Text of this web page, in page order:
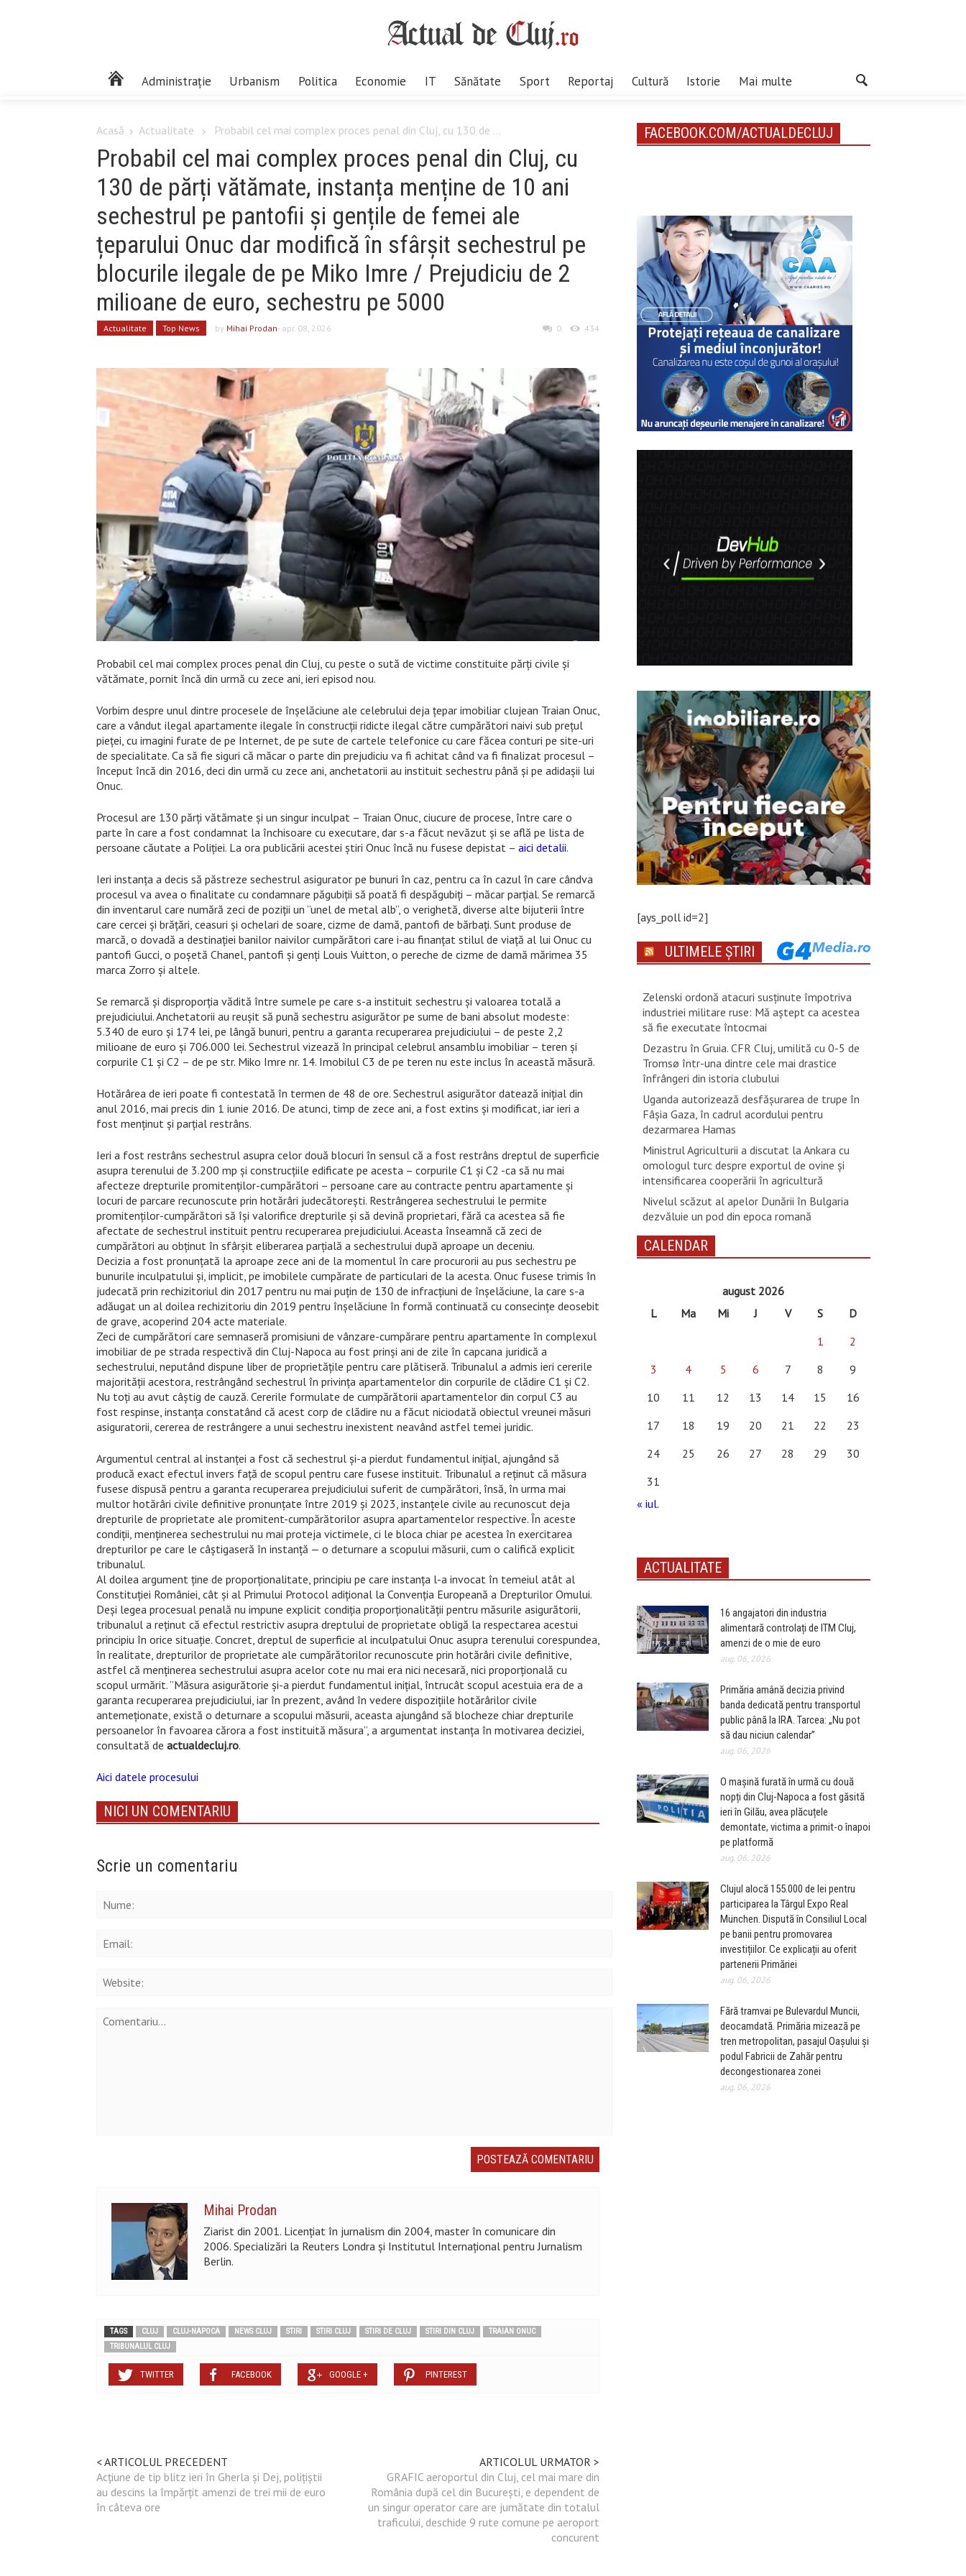
Administrație Urbanism Politica Economie IT Sănătate Sport Reportaj Cultură Istorie Mai multe
Acasă Actualitate Probabil cel mai complex proces penal din Cluj, cu 130 de ...
Probabil cel mai complex proces penal din Cluj, cu
130 de părți vătămate, instanța menține de 10 ani
sechestrul pe pantofii și gențile de femei ale
țeparului Onuc dar modifică în sfârșit sechestrul pe
blocurile ilegale de pe Miko Imre / Prejudiciu de 2
milioane de euro, sechestru pe 5000
Actualitate Top News by Mihai Prodan- apr. 08, 2026 0 434
Probabil cel mai complex proces penal din Cluj, cu peste o sută de victime constituite părți civile și
vătămate, pornit încă din urmă cu zece ani, ieri episod nou.
Vorbim despre unul dintre procesele de înșelăciune ale celebrului deja țepar imobiliar clujean Traian Onuc,
care a vândut ilegal apartamente ilegale în construcții ridicte ilegal către cumpărători naivi sub prețul
pieței, cu imagini furate de pe Internet, de pe sute de cartele telefonice cu care făcea conturi pe site-uri
de specialitate. Ca să fie siguri că măcar o parte din prejudiciu va fi achitat când va fi finalizat procesul –
început încă din 2016, deci din urmă cu zece ani, anchetatorii au instituit sechestru până și pe adidașii lui
Onuc.
Procesul are 130 părți vătămate și un singur inculpat – Traian Onuc, ciucure de procese, între care o
parte în care a fost condamnat la închisoare cu executare, dar s-a făcut nevăzut și se află pe lista de
persoane căutate a Poliției. La ora publicării acestei știri Onuc încă nu fusese depistat – aici detalii.
Ieri instanța a decis să păstreze sechestrul asigurator pe bunuri în caz, pentru ca în cazul în care cândva
procesul va avea o finalitate cu condamnare păgubiții să poată fi despăgubiți – măcar parțial. Se remarcă
din inventarul care numără zeci de poziții un ”unel de metal alb”, o verighetă, diverse alte bijuterii între
care cercei și brățări, ceasuri și ochelari de soare, cizme de damă, pantofi de bărbați. Sunt produse de
marcă, o dovadă a destinației banilor naivilor cumpărători care i-au finanțat stilul de viață al lui Onuc cu
pantofi Gucci, o poșetă Chanel, pantofi și genți Louis Vuitton, o pereche de cizme de damă mărimea 35
marca Zorro și altele.
Se remarcă și disproporția vădită între sumele pe care s-a instituit sechestru și valoarea totală a
prejudiciului. Anchetatorii au reușit să pună sechestru asigurător pe sume de bani absolut modeste:
5.340 de euro și 174 lei, pe lângă bunuri, pentru a garanta recuperarea prejudiciului – de peste 2,2
milioane de euro și 706.000 lei. Sechestrul vizează în principal celebrul ansamblu imobiliar – teren și
corpurile C1 și C2 – de pe str. Miko Imre nr. 14. Imobilul C3 de pe teren nu este inclus în această măsură.
Hotărârea de ieri poate fi contestată în termen de 48 de ore. Sechestrul asigurător datează inițial din
anul 2016, mai precis din 1 iunie 2016. De atunci, timp de zece ani, a fost extins și modificat, iar ieri a
fost menținut și parțial restrâns.
Ieri a fost restrâns sechestrul asupra celor două blocuri în sensul că a fost restrâns dreptul de superficie
asupra terenului de 3.200 mp și construcțiile edificate pe acesta – corpurile C1 și C2 -ca să nu mai
afecteze drepturile promitenților-cumpărători – persoane care au contracte pentru apartamente și
locuri de parcare recunoscute prin hotărâri judecătorești. Restrângerea sechestrului le permite
promitenților-cumpărători să își valorifice drepturile și să devină proprietari, fără ca acestea să fie
afectate de sechestrul instituit pentru recuperarea prejudiciului. Aceasta înseamnă că zeci de
cumpărători au obținut în sfârșit eliberarea parțială a sechestrului după aproape un deceniu.
Decizia a fost pronunțată la aproape zece ani de la momentul în care procurorii au pus sechestru pe
bunurile inculpatului și, implicit, pe imobilele cumpărate de particulari de la acesta. Onuc fusese trimis în
judecată prin rechizitoriul din 2017 pentru nu mai puțin de 130 de infracțiuni de înșelăciune, la care s-a
adăugat un al doilea rechizitoriu din 2019 pentru înșelăciune în formă continuată cu consecințe deosebit
de grave, acoperind 204 acte materiale.
Zeci de cumpărători care semnaseră promisiuni de vânzare-cumpărare pentru apartamente în complexul
imobiliar de pe strada respectivă din Cluj-Napoca au fost prinși ani de zile în capcana juridică a
sechestrului, neputând dispune liber de proprietățile pentru care plătiseră. Tribunalul a admis ieri cererile
majorității acestora, restrângând sechestrul în privința apartamentelor din corpurile de clădire C1 și C2.
Nu toți au avut câștig de cauză. Cererile formulate de cumpărătorii apartamentelor din corpul C3 au
fost respinse, instanța constatând că acest corp de clădire nu a făcut niciodată obiectul vreunei măsuri
asiguratorii, cererea de restrângere a unui sechestru inexistent neavând astfel temei juridic.
Argumentul central al instanței a fost că sechestrul și-a pierdut fundamentul inițial, ajungând să
producă exact efectul invers față de scopul pentru care fusese instituit. Tribunalul a reținut că măsura
fusese dispusă pentru a garanta recuperarea prejudiciului suferit de cumpărători, însă, în urma mai
multor hotărâri civile definitive pronunțate între 2019 și 2023, instanțele civile au recunoscut deja
drepturile de proprietate ale promitent-cumpărătorilor asupra apartamentelor respective. În aceste
condiții, menținerea sechestrului nu mai proteja victimele, ci le bloca chiar pe acestea în exercitarea
drepturilor pe care le câștigaseră în instanță — o deturnare a scopului măsurii, cum o califică explicit
tribunalul.
Al doilea argument ține de proporționalitate, principiu pe care instanța l-a invocat în temeiul atât al
Constituției României, cât și al Primului Protocol adițional la Convenția Europeană a Drepturilor Omului.
Deși legea procesual penală nu impune explicit condiția proporționalității pentru măsurile asigurătorii,
tribunalul a reținut că efectul restrictiv asupra dreptului de proprietate obligă la respectarea acestui
principiu în orice situație. Concret, dreptul de superficie al inculpatului Onuc asupra terenului corespundea,
în realitate, drepturilor de proprietate ale cumpărătorilor recunoscute prin hotărâri civile definitive,
astfel că menținerea sechestrului asupra acelor cote nu mai era nici necesară, nici proporțională cu
scopul urmărit. ”Măsura asigurătorie și-a pierdut fundamentul inițial, întrucât scopul acestuia era de a
garanta recuperarea prejudiciului, iar în prezent, având în vedere dispozițiile hotărârilor civile
antemeționate, există o deturnare a scopului măsurii, aceasta ajungând să blocheze chiar drepturile
persoanelor în favoarea cărora a fost instituită măsura”, a argumentat instanța în motivarea deciziei,
consultată de actualdecluj.ro.
Aici datele procesului
NICI UN COMENTARIU
Scrie un comentariu
Mihai Prodan
Ziarist din 2001. Licențiat în jurnalism din 2004, master în comunicare din
2006. Specializări la Reuters Londra și Institutul Internațional pentru Jurnalism
Berlin.
TAGS CLUJ CLUJ-NAPOCA NEWS CLUJ STIRI STIRI CLUJ STIRI DE CLUJ STIRI DIN CLUJ
TRAIAN ONUC
TRIBUNALUL CLUJ
TWITTER FACEBOOK GOOGLE + PINTEREST
< ARTICOLUL PRECEDENT
Acțiune de tip blitz ieri în Gherla și Dej, polițiștii
au descins la împărțit amenzi de trei mii de euro
în câteva ore
ARTICOLUL URMATOR >
GRAFIC aeroportul din Cluj, cel mai mare din
România după cel din București, e dependent de
un singur operator care are jumătate din totalul
traficului, deschide 9 rute comune pe aeroport
concurent
FACEBOOK.COM/ACTUALDECLUJ
[ays_poll id=2]
ULTIMELE ȘTIRI
Zelenski ordonă atacuri susţinute împotriva
industriei militare ruse: Mă aştept ca acestea
să fie executate întocmai
Dezastru în Gruia. CFR Cluj, umilită cu 0-5 de
Tromsø într-una dintre cele mai drastice
înfrângeri din istoria clubului
Uganda autorizează desfăşurarea de trupe în
Fâşia Gaza, în cadrul acordului pentru
dezarmarea Hamas
Ministrul Agriculturii a discutat la Ankara cu
omologul turc despre exportul de ovine și
intensificarea cooperării în agricultură
Nivelul scăzut al apelor Dunării în Bulgaria
dezvăluie un pod din epoca romană
CALENDAR
august 2026
L
Ma Mi J V S
D
1
2
3
4 5 6 7 8
9
10
11 12 13 14 15
16
17
18 19 20 21 22
23
24
25 26 27 28 29
30
31
« iul.
ACTUALITATE
16 angajatori din industria
alimentară controlați de ITM Cluj,
amenzi de o mie de euro
aug. 06, 2026
Primăria amână decizia privind
banda dedicată pentru transportul
public până la IRA. Tarcea: „Nu pot
să dau niciun calendar”
aug. 06, 2026
O mașină furată în urmă cu două
nopți din Cluj-Napoca a fost găsită
ieri în Gilău, avea plăcuțele
demontate, victima a primit-o înapoi
pe platformă
aug. 06, 2026
Clujul alocă 155.000 de lei pentru
participarea la Târgul Expo Real
München. Dispută în Consiliul Local
pe banii pentru promovarea
investițiilor. Ce explicații au oferit
partenerii Primăriei
aug. 06, 2026
Fără tramvai pe Bulevardul Muncii,
deocamdată. Primăria mizează pe
tren metropolitan, pasajul Oașului și
podul Fabricii de Zahăr pentru
decongestionarea zonei
aug. 06, 2026